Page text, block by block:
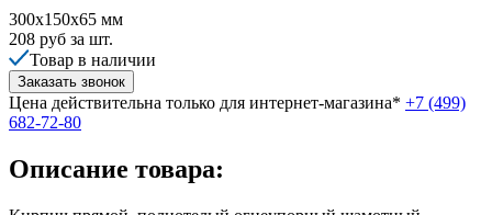
300х150х65 мм
208 руб за шт.
Товар в наличии
Заказать звонок
Цена действительна только для интернет-магазина* +7 (499)
682-72-80
Описание товара: